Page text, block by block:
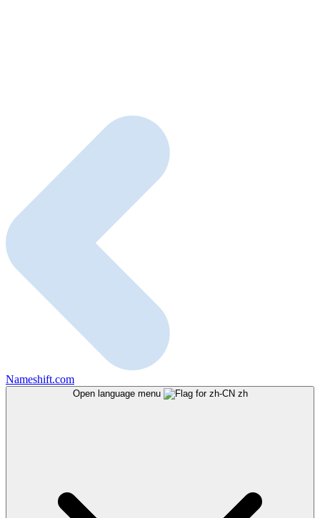
Nameshift.com
Open language menu zh